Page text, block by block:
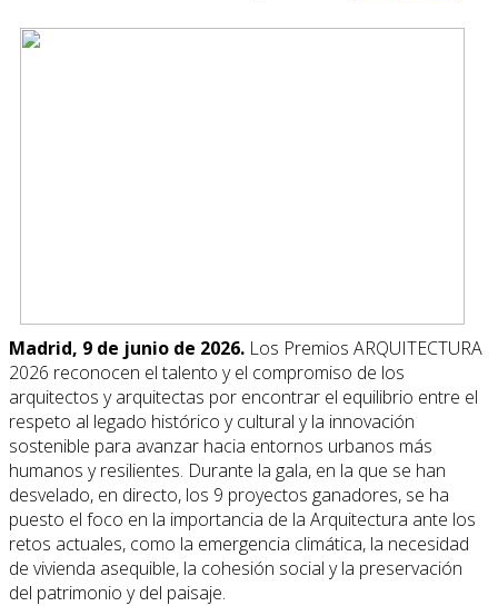
Madrid, 9 de junio de 2026. Los Premios ARQUITECTURA
2026 reconocen el talento y el compromiso de los
arquitectos y arquitectas por encontrar el equilibrio entre el
respeto al legado histórico y cultural y la innovación
sostenible para avanzar hacia entornos urbanos más
humanos y resilientes. Durante la gala, en la que se han
desvelado, en directo, los 9 proyectos ganadores, se ha
puesto el foco en la importancia de la Arquitectura ante los
retos actuales, como la emergencia climática, la necesidad
de vivienda asequible, la cohesión social y la preservación
del patrimonio y del paisaje.